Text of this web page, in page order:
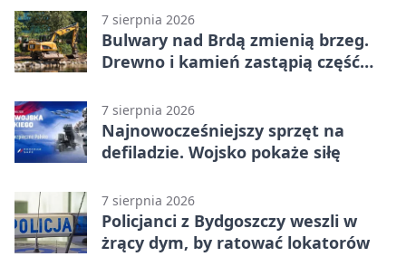
7 sierpnia 2026
Bulwary nad Brdą zmienią brzeg.
Drewno i kamień zastąpią część
7 sierpnia 2026
Najnowocześniejszy sprzęt na
defiladzie. Wojsko pokaże siłę
7 sierpnia 2026
Policjanci z Bydgoszczy weszli w
żrący dym, by ratować lokatorów